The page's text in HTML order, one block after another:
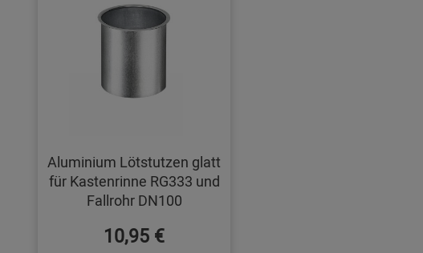
Aluminium Lötstutzen glatt
für Kastenrinne RG333 und
Fallrohr DN100
10,95 €